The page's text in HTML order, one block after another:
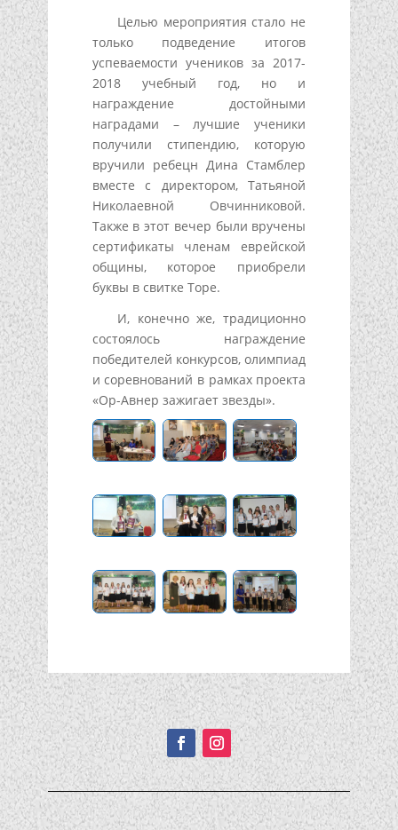
Целью мероприятия стало не
только подведение итогов
успеваемости учеников за 2017-
2018 учебный год, но и
награждение достойными
наградами – лучшие ученики
получили стипендию, которую
вручили ребецн Дина Стамблер
вместе с директором, Татьяной
Николаевной Овчинниковой.
Также в этот вечер были вручены
сертификаты членам еврейской
общины, которое приобрели
буквы в свитке Торе.
И, конечно же, традиционно
состоялось награждение
победителей конкурсов, олимпиад
и соревнований в рамках проекта
«Ор-Авнер зажигает звезды».
Подписывайтесь!